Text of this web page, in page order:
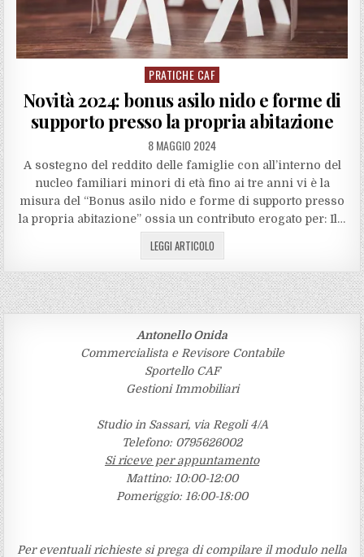
Posted
PRATICHE CAF
Novità 2024: bonus asilo nido e forme di
supporto presso la propria abitazione
8 MAGGIO 2024
A sostegno del reddito delle famiglie con all’interno del
nucleo familiari minori di età fino ai tre anni vi è la
misura del “Bonus asilo nido e forme di supporto presso
la propria abitazione” ossia un contributo erogato per: Il…
LEGGI ARTICOLO
Antonello Onida
Commercialista e Revisore Contabile
Sportello CAF
Gestioni Immobiliari
Studio in Sassari, via Regoli 4/A
Telefono: 0795626002
Si riceve per appuntamento
Mattino: 10:00-12:00
Pomeriggio: 16:00-18:00
Per eventuali richieste si prega di compilare il modulo nella